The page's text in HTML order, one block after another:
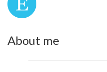
About me